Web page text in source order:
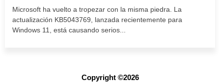
Microsoft ha vuelto a tropezar con la misma piedra. La
actualización KB5043769, lanzada recientemente para
Windows 11, está causando serios...
Copyright ©2026